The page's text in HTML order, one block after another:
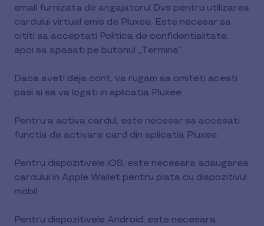
email furnizata de angajatorul Dvs pentru utilizarea
cardului virtual emis de Pluxee. Este necesar sa
cititi sa acceptati Politica de confidentialitate,
apoi sa apasati pe butonul „Termina”.
Daca aveti deja cont, va rugam sa omiteti acesti
pasi si sa va logati in aplicatia Pluxee.
Pentru a activa cardul, este necesar sa accesati
functia de activare card din aplicatia Pluxee.
Pentru dispozitivele iOS, este necesara adaugarea
cardului in Apple Wallet pentru plata cu dispozitivul
mobil.
Pentru dispozitivele Android, este necesara